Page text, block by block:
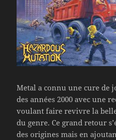
Metal a connu une cure de
des années 2000 avec une
voulant faire revivre la
du genre. Ce grand retour
des origines mais en